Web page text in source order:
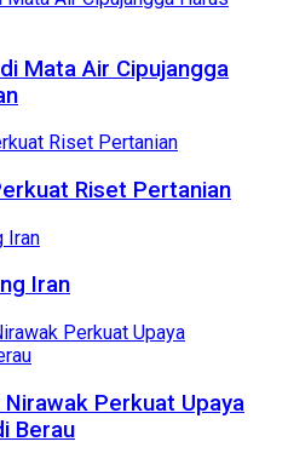
Mata Air Cipujangga
Riset Pertanian
Iran
Perkuat Upaya
Berau